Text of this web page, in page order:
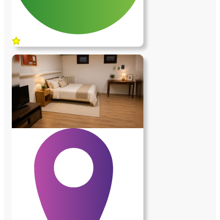
logement dispose également d'une place
de stationnement. Lave-linge et sèche-
linge familiaux sont à disposition. Le
chauffage est assuré par la pompe à
chaleur de la maison, complétée par une
pompe à chaleur individuelle. Les charges
sont incluses. • L'environnement La
maison est située sur les hauteurs de
Bièvres, dans un environnement
exceptionnel, très calme, entouré de bois
et d'espaces naturels. La gare est à environ
1,2 km et les arrêts de bus à 500 mètres.
Le Centre Commercial Vélizy II est à
5km. Grand frais à 3km… • Les services
demandés À l'intérieur de la maison
(environ 2 à 3 heures par jour ; une heure
le matin le reste adaptable) : - entretien
quotidien du rez-de-chaussée que j'occupe
; - entretien du linge ; - une fois par
semaine, ménage de trois chambres en
rez-de jardin occupées par des étudiants
ainsi que de mon bureau de consultation.
À l'extérieur et pour l'entretien courant de
la propriété (environ 2 à 3 heures par